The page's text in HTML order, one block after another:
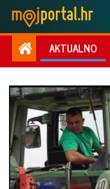
AKTUALNO